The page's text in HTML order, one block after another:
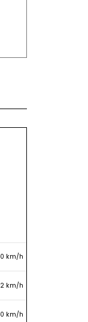
km/h
km/h
km/h